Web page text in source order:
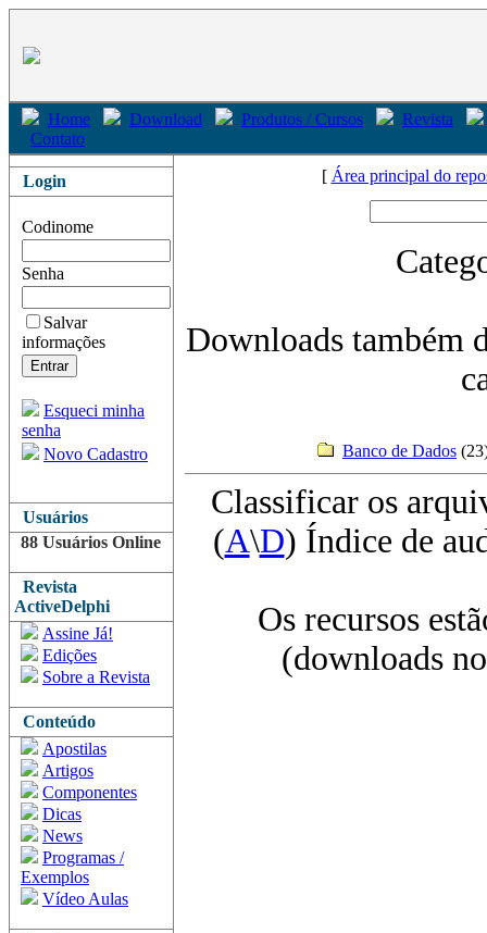
Home Download Produtos / Cursos
Revista
Contato
Login
Codinome
Senha
Salvar
informações
Esqueci minha
senha
Novo Cadastro
Usuários
88 Usuários Online
Revista
ActiveDelphi
Assine Já!
Edições
Sobre a Revista
Conteúdo
Apostilas
Artigos
Componentes
Dicas
News
Programas /
Exemplos
Vídeo Aulas
[ Área principal do
Downloads também
Banco de Dados
Classificar os
(A\D) Índice de
Os recursos
(downloads